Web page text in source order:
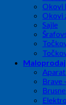
Okovi
Okovi
Sajle
Brave